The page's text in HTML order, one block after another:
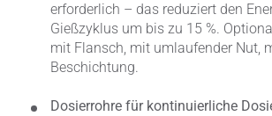
erforderlich – das reduziert den
Gießzyklus um bis zu 15 %.
mit Flansch, mit umlaufender Nut,
Beschichtung.
Dosierrohre für kontinuierliche